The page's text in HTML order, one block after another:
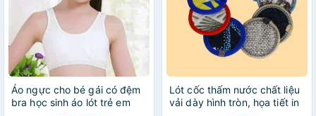
Áo ngực cho bé gái có đệm
bra học sinh áo lót trẻ em
Lót cốc thấm nước chất liệu
vải dày hình tròn, họa tiết in